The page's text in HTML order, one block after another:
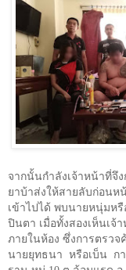
จากนั้นกำลังเจ้าหน้าที่จึ
ยาบ้าส่งให้สายลับก่อนห
เข้าไปได้ พบนายหนุ่มห
ปินตา เมื่อทั้งสองเห็นเจ้
ภายในห้อง ซึ่งการตรวจ
นายยุทธนา หรือเบ็น ก